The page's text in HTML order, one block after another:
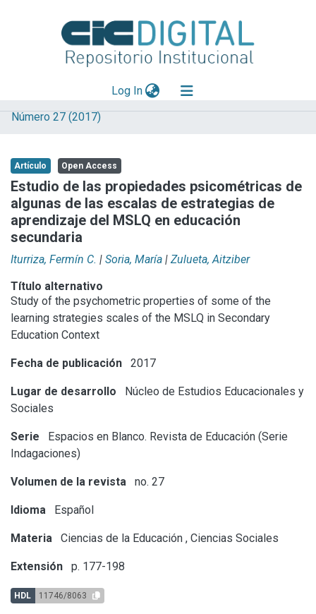
Log In(current)
Explorar
Aportar material
Statistics
Número 27 (2017)
Artículo Open Access
Estudio de las propiedades psicométricas de
algunas de las escalas de estrategias de
aprendizaje del MSLQ en educación
secundaria
Iturriza, Fermín C. | Soria, María | Zulueta, Aitziber
Título alternativo
Study of the psychometric properties of some of the
learning strategies scales of the MSLQ in Secondary
Education Context
Fecha de publicación 2017
Lugar de desarrollo
Núcleo de Estudios Educacionales y
Sociales
Serie
Espacios en Blanco. Revista de Educación (Serie
Indagaciones)
Volumen de la revista no. 27
Idioma Español
Materia Ciencias de la Educación , Ciencias Sociales
Extensión p. 177-198
HDL 11746/8063